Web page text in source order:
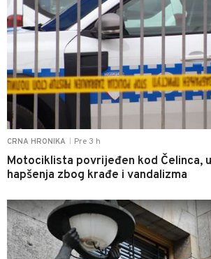
CRNA HRONIKA Pre 3 h
Motociklista povrijeđen kod Čelinca,
hapšenja zbog krađe i vandalizma